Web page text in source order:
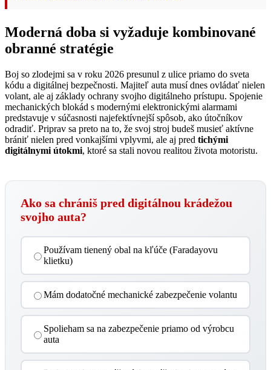
Moderná doba si vyžaduje kombinované
obranné stratégie
Boj so zlodejmi sa v roku 2026 presunul z ulice priamo do sveta
kódu a digitálnej bezpečnosti. Majiteľ auta musí dnes ovládať nielen
volant, ale aj základy ochrany svojho digitálneho prístupu. Spojenie
mechanických blokád s modernými elektronickými alarmami
predstavuje v súčasnosti najefektívnejší spôsob, ako útočníkov
odradiť. Priprav sa preto na to, že svoj stroj budeš musieť aktívne
brániť nielen pred vonkajšími vplyvmi, ale aj pred tichými
digitálnymi útokmi, ktoré sa stali novou realitou života motoristu.
Ako sa chrániš pred digitálnou krádežou
svojho auta?
Používam tienený obal na kľúče (Faradayovu
klietku)
Mám dodatočné mechanické zabezpečenie volantu
Spolieham sa na zabezpečenie priamo od výrobcu
auta